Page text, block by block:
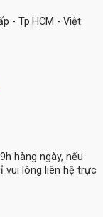
- Tp.HCM - Việt
hàng ngày, nếu
vui lòng liên hệ trực